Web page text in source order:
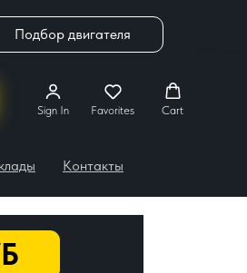
Подбор двигателя
Sign In Favorites Cart
Контакты